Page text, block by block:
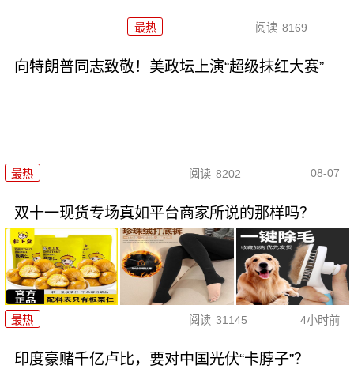
最热 阅读 8169
向特朗普同志致敬！美政坛上演“超级抹红大赛”
最热 阅读 8202 08-07
双十一现货专场真如平台商家所说的那样吗？
最热 阅读 31145 4小时前
印度豪赌千亿卢比，要对中国光伏“卡脖子”？